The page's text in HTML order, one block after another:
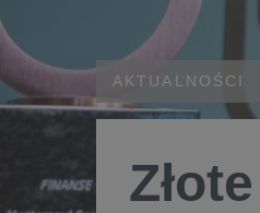
AKTUALNOŚCI